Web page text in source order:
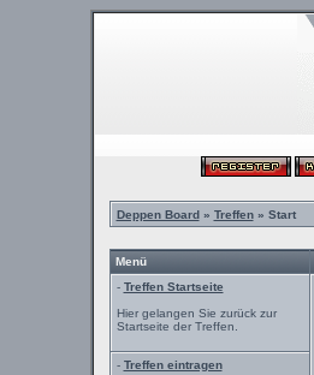
Deppen Board» Treffen» Start
Menü
- Treffen Startseite
Hier gelangen Sie zurück zur
Startseite der Treffen.
- Treffen eintragen